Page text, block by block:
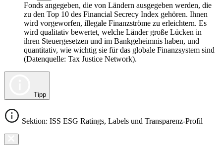
Fonds angegeben, die von Ländern ausgegeben werden, die
zu den Top 10 des Financial Secrecy Index gehören. Ihnen
wird vorgeworfen, illegale Finanzströme zu erleichtern. Es
wird qualitativ bewertet, welche Länder große Lücken in
ihren Steuergesetzen und im Bankgeheimnis haben, und
quantitativ, wie wichtig sie für das globale Finanzsystem sind
(Datenquelle: Tax Justice Network).
Tipp
Sektion: ISS ESG Ratings, Labels und Transparenz-Profil